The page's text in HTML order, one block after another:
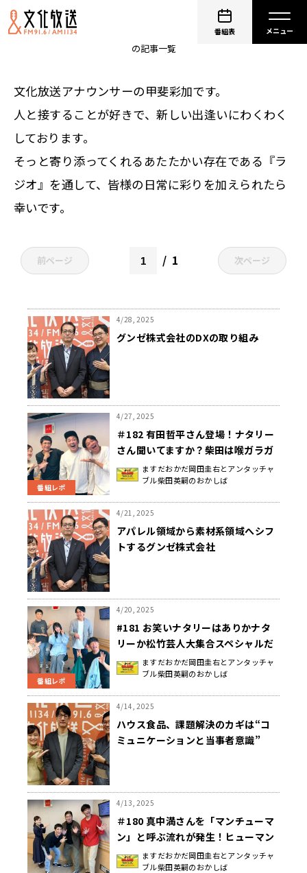
番組表
の記事一覧
文化放送アナウンサーの甲斐彩加です。
人と接することが好きで、新しい出逢いにわくわく
しております。
そっと寄り添ってくれるあたたかい存在である『ラ
ジオ』を通して、皆様の日常に彩りを加えられたら
幸いです。
前ページ 1 次ページ
4/28, 2025
グンゼ株式会社のDXの取り組み
番組レポ
4/27, 2025
＃182 有田哲平さん登場！ナタリー
さん聞いてますか？柴田は喉ガラガ
ラ、岡田は閉店ガラガラだった日曜
地獄
ますだおかだ岡田圭右とアンタッチャ
ブル柴田英嗣のおかしば
4/21, 2025
アパレル領域から素材系領域へシフ
トするグンゼ株式会社
番組レポ
4/20, 2025
#181 お笑いナタリーはありかナタ
リーか松竹芸人大集合スペシャルだ
った日曜地獄
ますだおかだ岡田圭右とアンタッチャ
ブル柴田英嗣のおかしば
4/14, 2025
ハウス食品、課題解決のカギは“コ
ミュニケーションと当事者意識”
4/13, 2025
＃180 真中満さんを「マンチューマ
ン」と呼ぶ流れが発生！ヒューマン
パワーハウスだった恋愛日曜地獄
ますだおかだ岡田圭右とアンタッチャ
ブル柴田英嗣のおかしば